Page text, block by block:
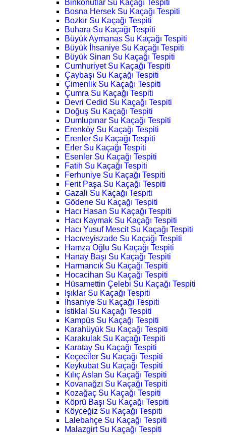
Binkonutlar Su Kaçağı Tespiti
Bosna Hersek Su Kaçağı Tespiti
Bozkır Su Kaçağı Tespiti
Buhara Su Kaçağı Tespiti
Büyük Aymanas Su Kaçağı Tespiti
Büyük İhsaniye Su Kaçağı Tespiti
Büyük Sinan Su Kaçağı Tespiti
Cumhuriyet Su Kaçağı Tespiti
Çaybaşı Su Kaçağı Tespiti
Çimenlik Su Kaçağı Tespiti
Çumra Su Kaçağı Tespiti
Devri Cedid Su Kaçağı Tespiti
Doğuş Su Kaçağı Tespiti
Dumlupınar Su Kaçağı Tespiti
Erenköy Su Kaçağı Tespiti
Erenler Su Kaçağı Tespiti
Erler Su Kaçağı Tespiti
Esenler Su Kaçağı Tespiti
Fatih Su Kaçağı Tespiti
Ferhuniye Su Kaçağı Tespiti
Ferit Paşa Su Kaçağı Tespiti
Gazali Su Kaçağı Tespiti
Gödene Su Kaçağı Tespiti
Hacı Hasan Su Kaçağı Tespiti
Hacı Kaymak Su Kaçağı Tespiti
Hacı Yusuf Mescit Su Kaçağı Tespiti
Hacıveyiszade Su Kaçağı Tespiti
Hamza Oğlu Su Kaçağı Tespiti
Hanay Başı Su Kaçağı Tespiti
Harmancık Su Kaçağı Tespiti
Hocacihan Su Kaçağı Tespiti
Hüsamettin Çelebi Su Kaçağı Tespiti
Işıklar Su Kaçağı Tespiti
İhsaniye Su Kaçağı Tespiti
İstiklal Su Kaçağı Tespiti
Kampüs Su Kaçağı Tespiti
Karahüyük Su Kaçağı Tespiti
Karakulak Su Kaçağı Tespiti
Karatay Su Kaçağı Tespiti
Keçeciler Su Kaçağı Tespiti
Keykubat Su Kaçağı Tespiti
Kılıç Aslan Su Kaçağı Tespiti
Kovanağzı Su Kaçağı Tespiti
Kozağaç Su Kaçağı Tespiti
Köprü Başı Su Kaçağı Tespiti
Köyceğiz Su Kaçağı Tespiti
Lalebahçe Su Kaçağı Tespiti
Malazgirt Su Kaçağı Tespiti